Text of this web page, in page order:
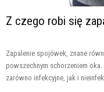
Z czego robi się
Zapalenie spojówek, znane
powszechnym schorzeniem
zarówno infekcyjne, jak i